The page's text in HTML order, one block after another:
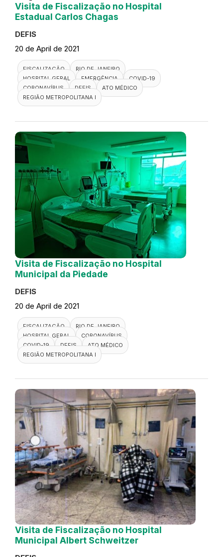
Visita de Fiscalização no Hospital
Estadual Carlos Chagas
DEFIS
20 de April de 2021
FISCALIZAÇÃO
RIO DE JANEIRO
HOSPITAL GERAL
EMERGÊNCIA
COVID-19
CORONAVÍRUS
DEFIS
ATO MÉDICO
REGIÃO METROPOLITANA I
Visita de Fiscalização no Hospital
Municipal da Piedade
DEFIS
20 de April de 2021
FISCALIZAÇÃO
RIO DE JANEIRO
HOSPITAL GERAL
CORONAVÍRUS
COVID-19
DEFIS
ATO MÉDICO
REGIÃO METROPOLITANA I
Visita de Fiscalização no Hospital
Municipal Albert Schweitzer